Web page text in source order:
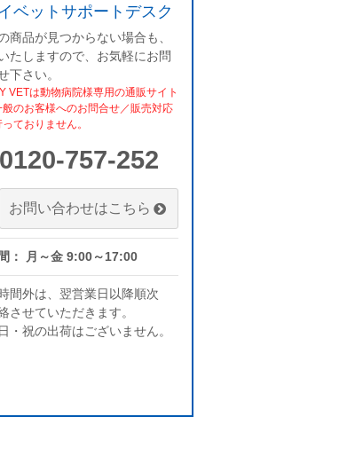
ベットサポートデスク
商品が見つからない場合も、
たしますので、お気軽にお問
下さい。
VETは動物病院様専用の通販サイト
般のお客様へのお問合せ／販売対応
ておりません。
0120-757-252
お問い合わせはこちら
： 月～金 9:00～17:00
間外は、翌営業日以降順次
させていただきます。
・祝の出荷はございません。